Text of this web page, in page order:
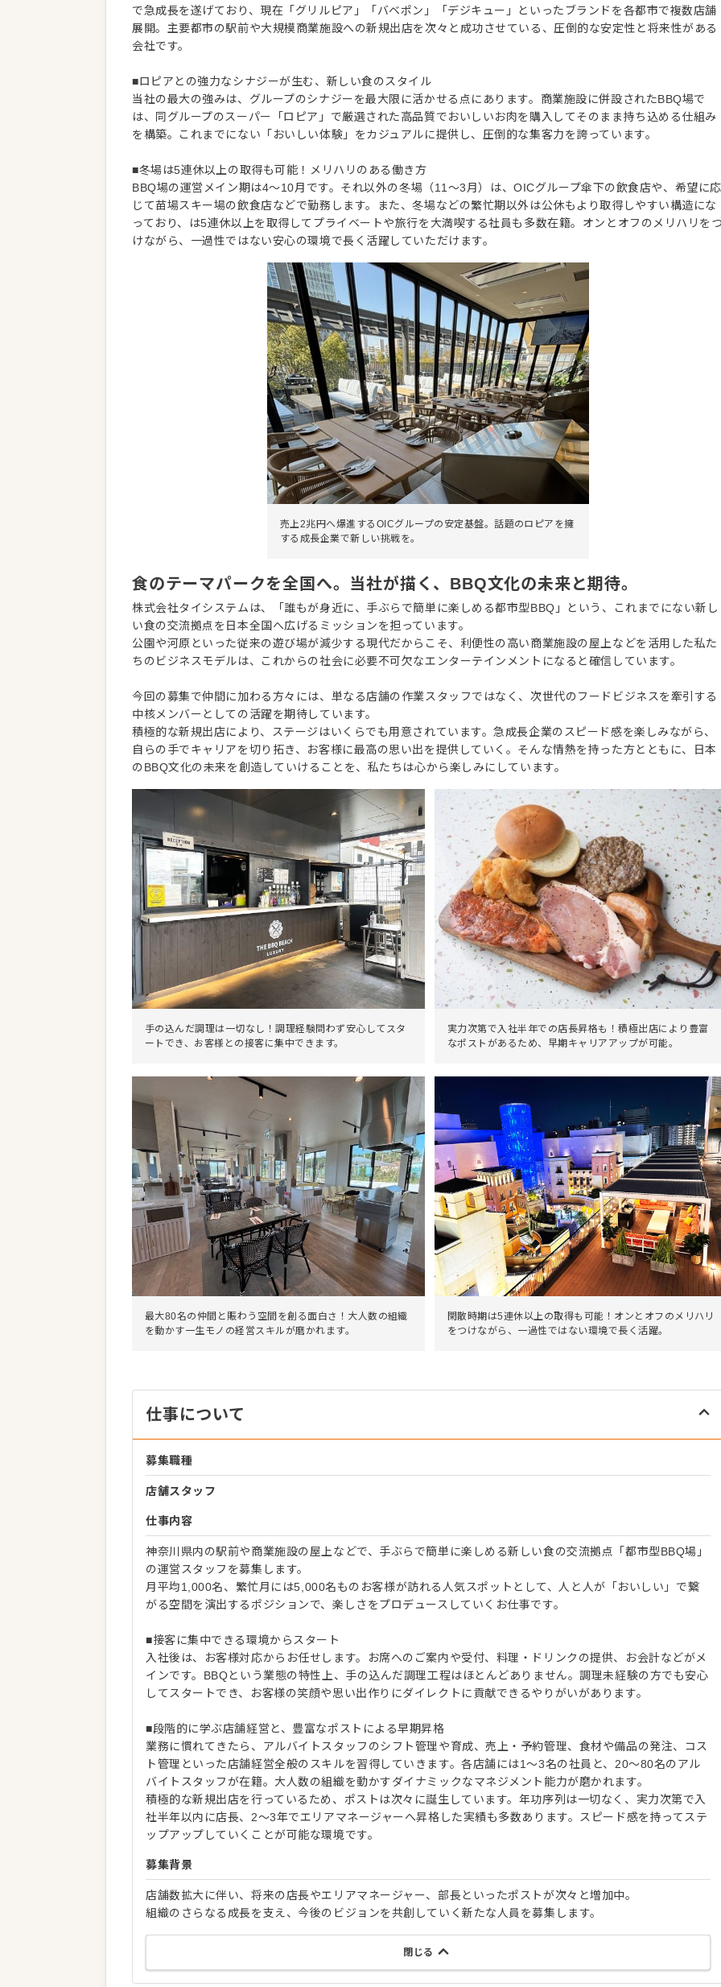
で急成長を遂げており、現在「グリルピア」「バベポン」「デジキュー」といったブランドを各都市で複数店舗
展開。主要都市の駅前や大規模商業施設への新規出店を次々と成功させている、圧倒的な安定性と将来性がある
会社です。
■ロピアとの強力なシナジーが生む、新しい食のスタイル
当社の最大の強みは、グループのシナジーを最大限に活かせる点にあります。商業施設に併設されたBBQ場で
は、同グループのスーパー「ロピア」で厳選された高品質でおいしいお肉を購入してそのまま持ち込める仕組み
を構築。これまでにない「おいしい体験」をカジュアルに提供し、圧倒的な集客力を誇っています。
■冬場は5連休以上の取得も可能！メリハリのある働き方
BBQ場の運営メイン期は4～10月です。それ以外の冬場（11～3月）は、OICグループ傘下の飲食店や、希望に応
じて苗場スキー場の飲食店などで勤務します。また、冬場などの繁忙期以外は公休もより取得しやすい構造にな
っており、は5連休以上を取得してプライベートや旅行を大満喫する社員も多数在籍。オンとオフのメリハリを
けながら、一過性ではない安心の環境で長く活躍していただけます。
売上2兆円へ爆進するOICグループの安定基盤。話題のロピアを擁
する成長企業で新しい挑戦を。
食のテーマパークを全国へ。当社が描く、BBQ文化の未来と期待。
株式会社タイシステムは、「誰もが身近に、手ぶらで簡単に楽しめる都市型BBQ」という、これまでにない新し
い食の交流拠点を日本全国へ広げるミッションを担っています。
公園や河原といった従来の遊び場が減少する現代だからこそ、利便性の高い商業施設の屋上などを活用した私た
ちのビジネスモデルは、これからの社会に必要不可欠なエンターテインメントになると確信しています。
今回の募集で仲間に加わる方々には、単なる店舗の作業スタッフではなく、次世代のフードビジネスを牽引する
中核メンバーとしての活躍を期待しています。
積極的な新規出店により、ステージはいくらでも用意されています。急成長企業のスピード感を楽しみながら、
自らの手でキャリアを切り拓き、お客様に最高の思い出を提供していく。そんな情熱を持った方とともに、日本
のBBQ文化の未来を創造していけることを、私たちは心から楽しみにしています。
手の込んだ調理は一切なし！調理経験問わず安心してスタ
ートでき、お客様との接客に集中できます。
実力次第で入社半年での店長昇格も！積極出店により豊富
なポストがあるため、早期キャリアアップが可能。
最大80名の仲間と賑わう空間を創る面白さ！大人数の組織
を動かす一生モノの経営スキルが磨かれます。
閑散時期は5連休以上の取得も可能！オンとオフのメリハリ
をつけながら、一過性ではない環境で長く活躍。
仕事について
募集職種
店舗スタッフ
仕事内容
神奈川県内の駅前や商業施設の屋上などで、手ぶらで簡単に楽しめる新しい食の交流拠点「都市型BBQ場」
の運営スタッフを募集します。
月平均1,000名、繁忙月には5,000名ものお客様が訪れる人気スポットとして、人と人が「おいしい」で繋
がる空間を演出するポジションで、楽しさをプロデュースしていくお仕事です。
■接客に集中できる環境からスタート
入社後は、お客様対応からお任せします。お席へのご案内や受付、料理・ドリンクの提供、お会計などがメ
インです。BBQという業態の特性上、手の込んだ調理工程はほとんどありません。調理未経験の方でも安心
してスタートでき、お客様の笑顔や思い出作りにダイレクトに貢献できるやりがいがあります。
■段階的に学ぶ店舗経営と、豊富なポストによる早期昇格
業務に慣れてきたら、アルバイトスタッフのシフト管理や育成、売上・予約管理、食材や備品の発注、コス
ト管理といった店舗経営全般のスキルを習得していきます。各店舗には1～3名の社員と、20～80名のアル
バイトスタッフが在籍。大人数の組織を動かすダイナミックなマネジメント能力が磨かれます。
積極的な新規出店を行っているため、ポストは次々に誕生しています。年功序列は一切なく、実力次第で入
社半年以内に店長、2～3年でエリアマネージャーへ昇格した実績も多数あります。スピード感を持ってステ
ップアップしていくことが可能な環境です。
募集背景
店舗数拡大に伴い、将来の店長やエリアマネージャー、部長といったポストが次々と増加中。
組織のさらなる成長を支え、今後のビジョンを共創していく新たな人員を募集します。
閉じる